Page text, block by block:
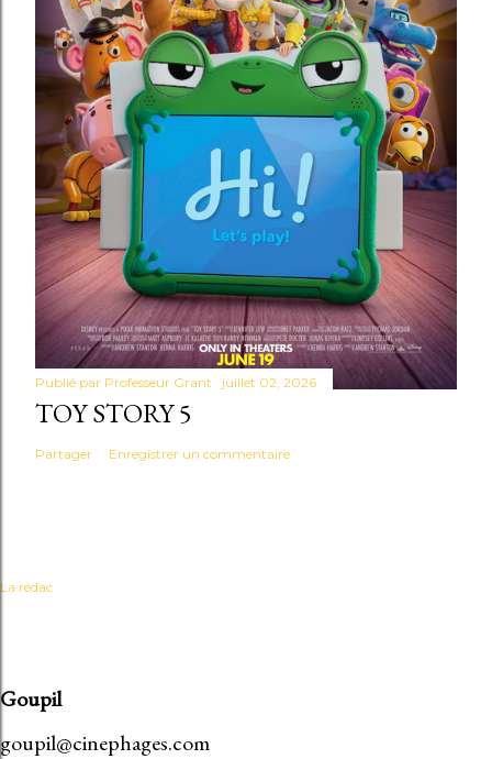
Publié par Professeur Grant juillet 02, 2026
TOY STORY 5
Partager Enregistrer un commentaire
La rédac
Goupil
goupil@cinephages.com